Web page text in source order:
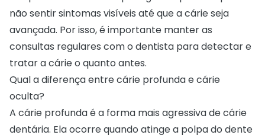
não sentir sintomas visíveis até que a cárie seja
avançada. Por isso, é importante manter as
consultas regulares com o dentista para detectar e
tratar a cárie o quanto antes.
Qual a diferença entre cárie profunda e cárie
oculta?
A cárie profunda é a forma mais agressiva de cárie
dentária. Ela ocorre quando atinge a polpa do dente